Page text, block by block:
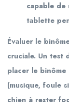
capable de
tablette
Évaluer le
cruciale. Un test
placer le
(musique, foule
chien à rester